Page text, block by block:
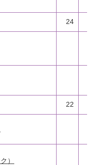
24
22
）